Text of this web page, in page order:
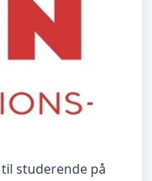
studerende på